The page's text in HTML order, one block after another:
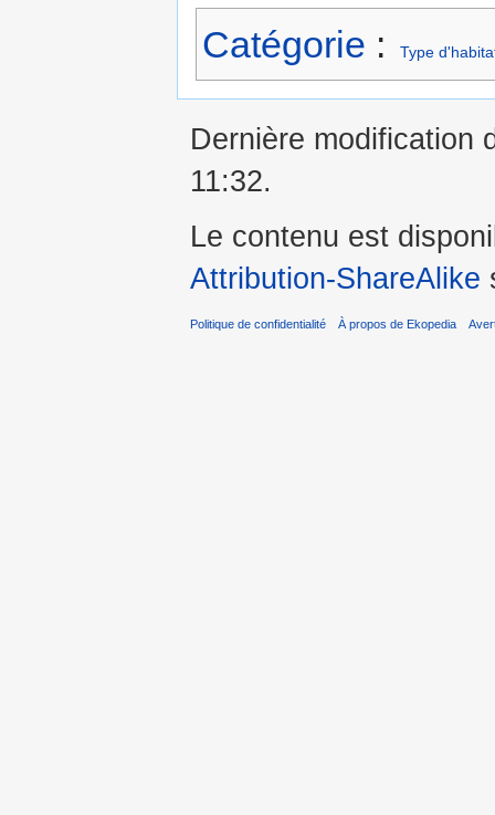
Catégorie : Type
Dernière modification
11:32.
Le contenu est
Attribution-ShareAlike
Politique de confidentialité À propos de Ekopedia